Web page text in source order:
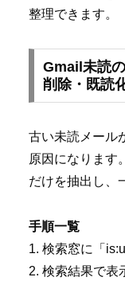
整理できます。
Gmail未読
削除・既読
古い未読メール
原因になります
だけを抽出し、
手順一覧
1. 検索窓に「
2. 検索結果で表